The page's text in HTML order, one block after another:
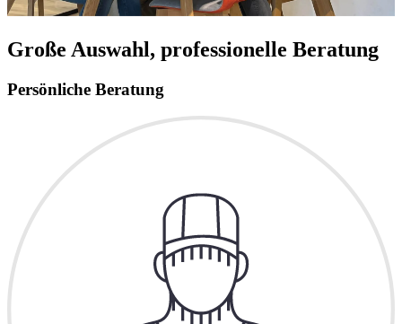
Große Auswahl, professionelle Beratung
Persönliche Beratung